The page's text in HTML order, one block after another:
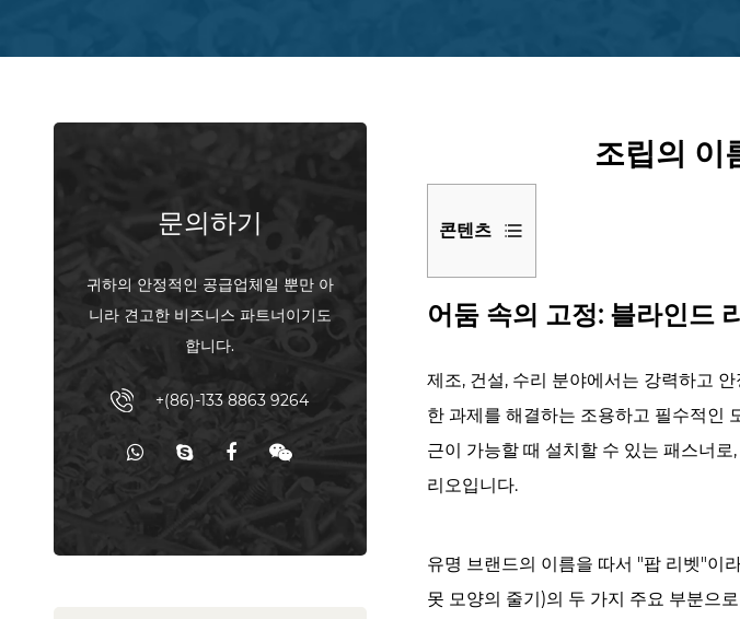
문의하기
귀하의 안정적인 공급업체일 뿐만 아
니라 견고한 비즈니스 파트너이기도
합니다.
+(86)-133 8863 9264
조립의 이
콘텐츠
1
어
속
고
정:
블
드
리
어둠 속의 고정: 블라인드
제조, 건설, 수리 분야에서는 강력하고
한 과제를 해결하는 조용하고 필수적인
근이 가능할 때 설치할 수 있는 패스너
리오입니다.
유명 브랜드의 이름을 따서 "팝 리벳"이
못 모양의 줄기)의 두 가지 주요 부분으